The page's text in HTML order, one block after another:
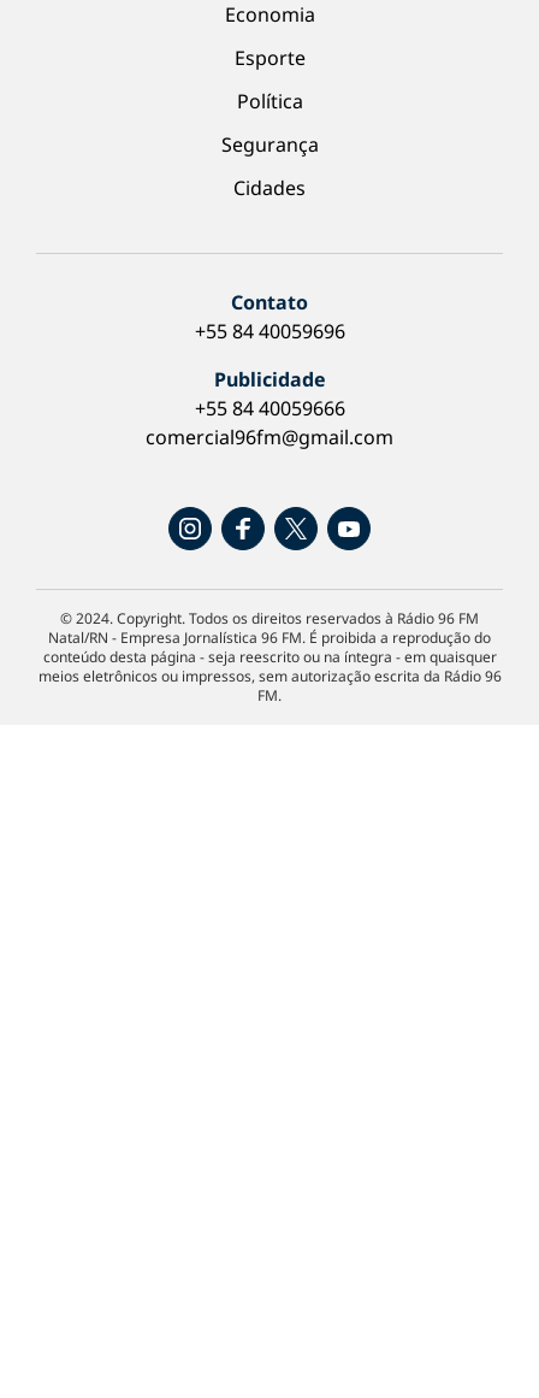
Economia
Esporte
Política
Segurança
Cidades
Contato
+55 84 40059696
Publicidade
+55 84 40059666
comercial96fm@gmail.com
© 2024. Copyright. Todos os direitos reservados à Rádio 96 FM
Natal/RN - Empresa Jornalística 96 FM. É proibida a reprodução do
conteúdo desta página - seja reescrito ou na íntegra - em quaisquer
meios eletrônicos ou impressos, sem autorização escrita da Rádio 96
FM.